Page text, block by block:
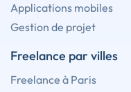
Applications mobiles
Gestion de projet
Freelance par villes
Freelance à Paris